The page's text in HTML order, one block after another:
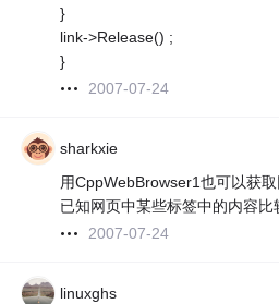
}
link->Release() ;
}
2007-07-24
sharkxie
用CppWebBrowser1也可以获
已知网页中某些标签中的内容比
2007-07-24
linuxghs